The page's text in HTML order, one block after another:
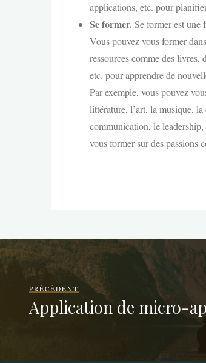
applications, etc. pour
Se former.Se former est une
Vous pouvez vous former
ressources comme des livres,
etc. pour apprendre de
Par exemple, vous pouvez
littérature, l’art, la musique,
communication, le
vous former sur des passions
PRÉCÉDENT
Application de micro-